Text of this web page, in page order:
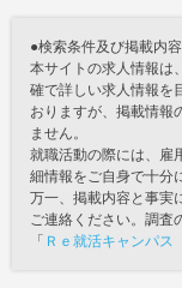
●検索条件及び掲載内
本サイトの求人情報は
確で詳しい求人情報を
おりますが、掲載情報
ません。
就職活動の際には、雇
細情報をご自身で十分
万一、掲載内容と事実
ご連絡ください。調査
「 Ｒｅ就活キャンパ